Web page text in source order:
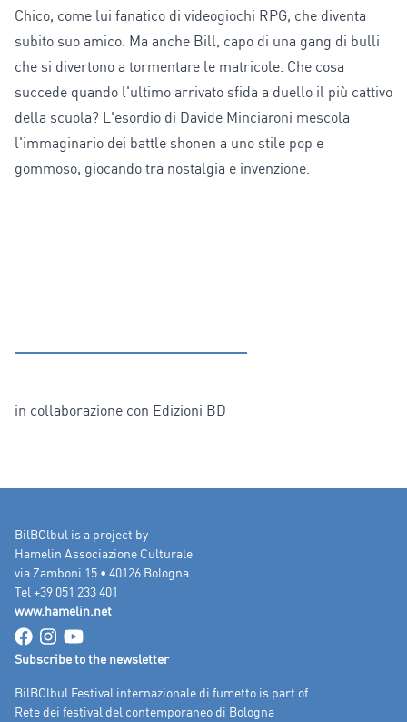
Chico, come lui fanatico di videogiochi RPG, che diventa
subito suo amico. Ma anche Bill, capo di una gang di bulli
che si divertono a tormentare le matricole. Che cosa
succede quando l'ultimo arrivato sfida a duello il più cattivo
della scuola? L'esordio di Davide Minciaroni mescola
l'immaginario dei battle shonen a uno stile pop e
gommoso, giocando tra nostalgia e invenzione.
in collaborazione con Edizioni BD
BilBOlbul is a project by
Hamelin Associazione Culturale
via Zamboni 15 • 40126 Bologna
Tel +39 051 233 401
www.hamelin.net
Subscribe to the newsletter
BilBOlbul Festival internazionale di fumetto is part of
Rete dei festival del contemporaneo di Bologna